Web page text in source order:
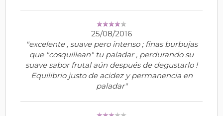
25/08/2016
"excelente , suave pero intenso ; finas burbujas
que "cosquillean" tu paladar , perdurando su
suave sabor frutal aún después de degustarlo !
Equilibrio justo de acidez y permanencia en
paladar"